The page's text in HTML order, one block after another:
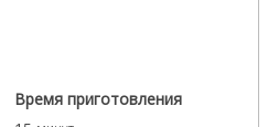
Время приготовления